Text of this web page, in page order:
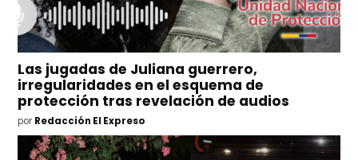
Las jugadas de Juliana guerrero,
irregularidades en el esquema de
protección tras revelación de audios
por Redacción El Expreso